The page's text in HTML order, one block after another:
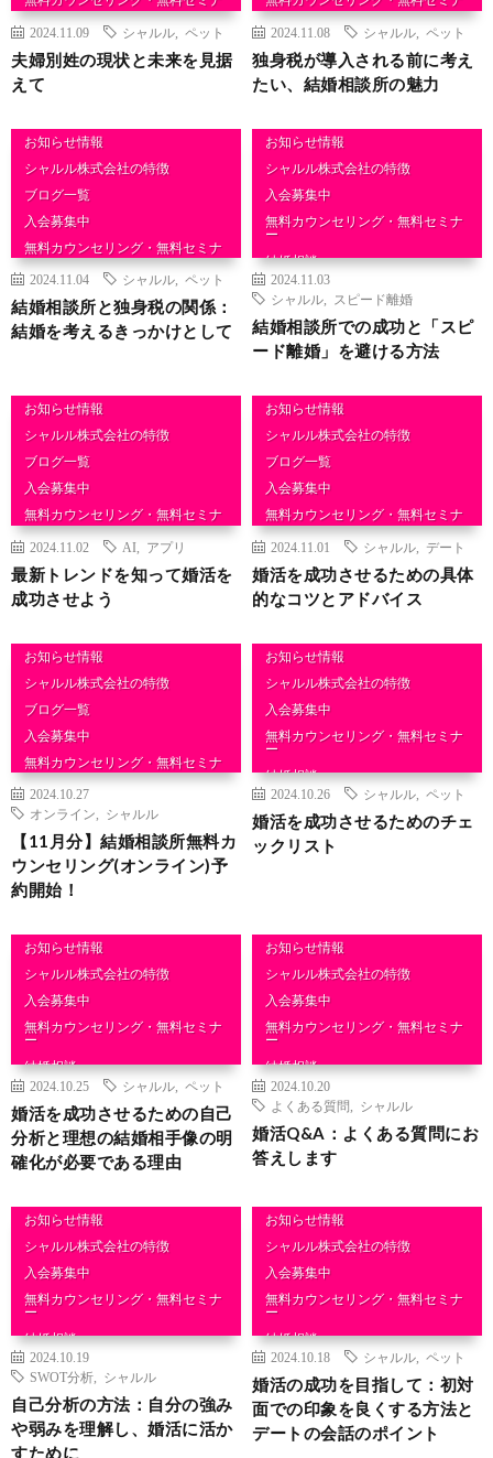
ー
結婚相談
2024.11.09 シャルル ペット
夫婦別姓の現状と未来を見据
えて
ー
結婚相談
2024.11.08 シャルル ペット
独身税が導入される前に考え
たい、結婚相談所の魅力
お知らせ情報
シャルル株式会社の特徴
ブログ一覧
入会募集中
無料カウンセリング・無料セミナ
ー
結婚相談
2024.11.04 シャルル ペット
結婚相談所と独身税の関係：
結婚を考えるきっかけとして
お知らせ情報
シャルル株式会社の特徴
入会募集中
無料カウンセリング・無料セミナ
ー
結婚相談
2024.11.03
シャルル
スピード離婚
結婚相談所での成功と「スピ
ード離婚」を避ける方法
お知らせ情報
シャルル株式会社の特徴
ブログ一覧
入会募集中
無料カウンセリング・無料セミナ
ー
結婚相談
2024.11.02 AI アプリ
最新トレンドを知って婚活を
成功させよう
お知らせ情報
シャルル株式会社の特徴
ブログ一覧
入会募集中
無料カウンセリング・無料セミナ
ー
結婚相談
2024.11.01 シャルル デート
婚活を成功させるための具体
的なコツとアドバイス
お知らせ情報
シャルル株式会社の特徴
ブログ一覧
入会募集中
無料カウンセリング・無料セミナ
ー
結婚相談
2024.10.27
オンライン
シャルル
【11月分】結婚相談所無料カ
ウンセリング(オンライン)予
約開始！
お知らせ情報
シャルル株式会社の特徴
入会募集中
無料カウンセリング・無料セミナ
ー
結婚相談
2024.10.26 シャルル ペット
婚活を成功させるためのチェ
ックリスト
お知らせ情報
シャルル株式会社の特徴
入会募集中
無料カウンセリング・無料セミナ
ー
結婚相談
2024.10.25 シャルル ペット
婚活を成功させるための自己
分析と理想の結婚相手像の明
確化が必要である理由
お知らせ情報
シャルル株式会社の特徴
入会募集中
無料カウンセリング・無料セミナ
ー
結婚相談
2024.10.20
よくある質問
シャルル
婚活Q&A：よくある質問にお
答えします
お知らせ情報
シャルル株式会社の特徴
入会募集中
無料カウンセリング・無料セミナ
ー
結婚相談
2024.10.19
SWOT分析
シャルル
自己分析の方法：自分の強み
や弱みを理解し、婚活に活か
すために
お知らせ情報
シャルル株式会社の特徴
入会募集中
無料カウンセリング・無料セミナ
ー
結婚相談
2024.10.18 シャルル ペット
婚活の成功を目指して：初対
面での印象を良くする方法と
デートの会話のポイント